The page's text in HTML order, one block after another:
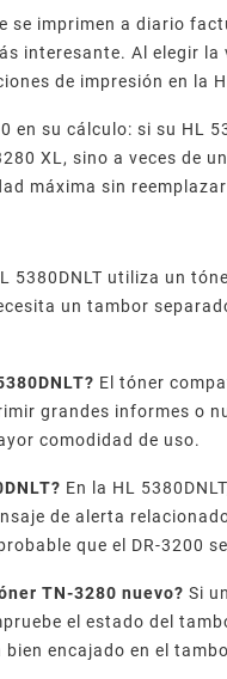
se imprimen a diario
interesante. Al elegir la
de impresión en la
su cálculo: si su HL
XL, sino a veces de
máxima sin
5380DNLT utiliza un
un tambor
El tóner
grandes informes o
comodidad de uso.
En la HL
de alerta
que el DR-3200
TN-3280 nuevo? Si
el estado del
encajado en el